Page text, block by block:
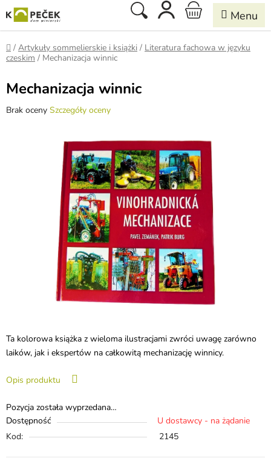
do
treści
Szukaj KOSZYK
Home
/ Artykuły sommelierskie i książki / Literatura fachowa w języku
czeskim / Mechanizacja winnic
Ta kolorowa książka z wieloma ilustracjami zwróci uwagę zarówno
laików, jak i ekspertów na całkowitą mechanizację winnicy.
Opis produktu
Pozycja została wyprzedana…
Dostępność
U dostawcy - na żądanie
Kod:
2145
Mechanizacja winnic
Średnia
Brak oceny Szczegóły oceny